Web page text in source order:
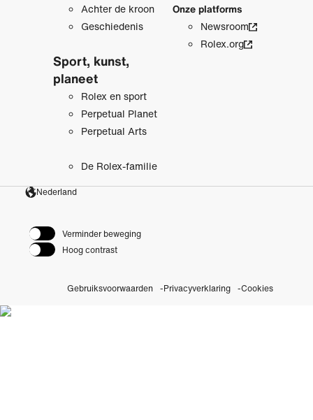
Achter de kroon
Geschiedenis
Sport, kunst,
planeet
Rolex en sport
Perpetual Planet
Perpetual Arts
De Rolex-familie
Onze platforms
Newsroom
Rolex.org
Nederland
Verminder beweging
Hoog contrast
Gebruiksvoorwaarden Privacyverklaring Cookies